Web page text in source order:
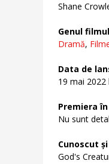
Shane
Genul
Dramă,
Data de
19 mai
Premiera
Nu sunt
Cunoscut
God's